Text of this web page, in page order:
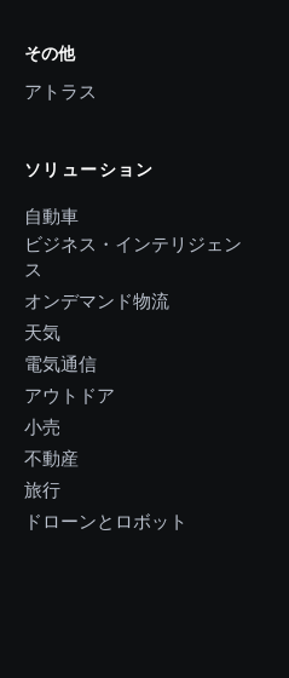
その他
アトラス
ソリューション
自動車
ビジネス・インテリジェン
ス
オンデマンド物流
天気
電気通信
アウトドア
小売
不動産
旅行
ドローンとロボット